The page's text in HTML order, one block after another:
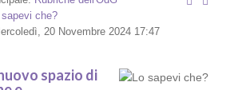
sapevi che?
20 Novembre 2024 17:47
spazio di